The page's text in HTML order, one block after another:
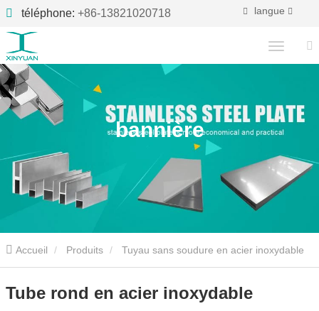
téléphone: +86-13821020718 langue
bannière
Accueil Produits Tuyau sans soudure en acier inoxydable
Tube rond en acier inoxydable